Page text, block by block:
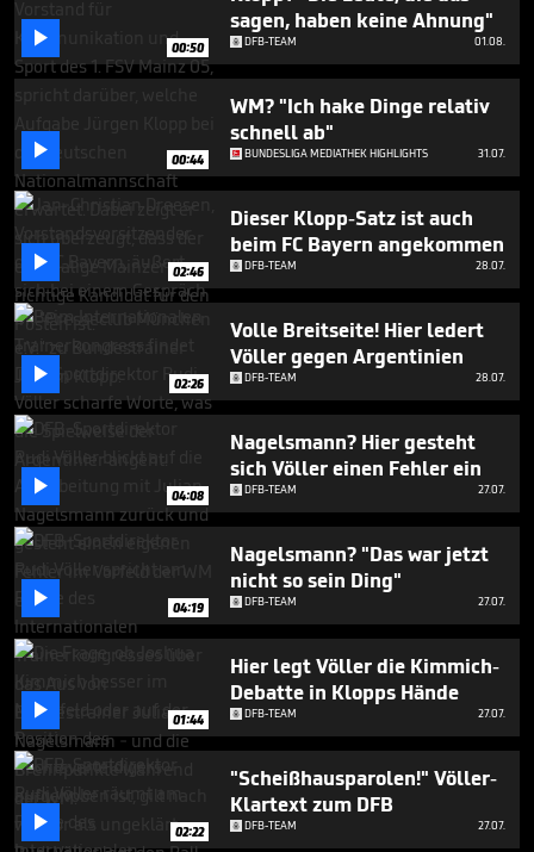
seconds
 00:50
sagen, haben keine Ahnung"
DFB-TEAM 01.08.
 00:44
WM? "Ich hake Dinge relativ
schnell ab"
BUNDESLIGA MEDIATHEK HIGHLIGHTS 31.07.
 02:46
Dieser Klopp-Satz ist auch
beim FC Bayern angekommen
DFB-TEAM 28.07.
 02:26
Volle Breitseite! Hier ledert
Völler gegen Argentinien
DFB-TEAM 28.07.
 04:08
Nagelsmann? Hier gesteht
sich Völler einen Fehler ein
DFB-TEAM 27.07.
 04:19
Nagelsmann? "Das war jetzt
nicht so sein Ding"
DFB-TEAM 27.07.
 01:44
Hier legt Völler die Kimmich-
Debatte in Klopps Hände
DFB-TEAM 27.07.
 02:22
"Scheißhausparolen!" Völler-
Klartext zum DFB
DFB-TEAM 27.07.